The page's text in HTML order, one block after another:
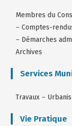
Membres du
–Comptes-
– Démarches
Archives
Services
Travaux –
Vie Pratique